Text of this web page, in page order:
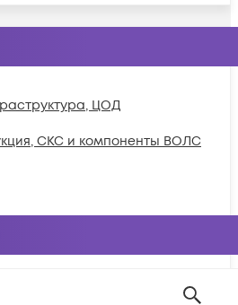
ЦОД
СКС и компоненты ВОЛС